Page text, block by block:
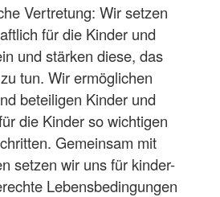
Vertretung: Wir setzen
für die Kinder und
und stärken diese, das
tun. Wir ermöglichen
beteiligen Kinder und
die Kinder so wichtigen
Gemeinsam mit
setzen wir uns für kinder-
Lebensbedingungen